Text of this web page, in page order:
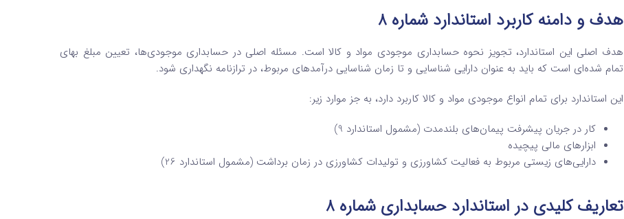
هدف و دامنه کاربرد استاندارد شماره 8
هدف اصلی این استاندارد، تجویز نحوه حسابداری موجودی مواد و کالا است. مسئله اصلی در حسابداری موجودی‌ها، تعیین مبلغ بهای
تمام شده‌ای است که باید به عنوان دارایی شناسایی و تا زمان شناسایی درآمدهای مربوط، در ترازنامه نگهداری شود.
این استاندارد برای تمام انواع موجودی مواد و کالا کاربرد دارد، به جز موارد زیر:
کار در جریان پیشرفت پیمان‌های بلندمدت (مشمول استاندارد 9)
ابزارهای مالی پیچیده
دارایی‌های زیستی مربوط به فعالیت کشاورزی و تولیدات کشاورزی در زمان برداشت (مشمول استاندارد 26)
تعاریف کلیدی در استاندارد حسابداری شماره 8